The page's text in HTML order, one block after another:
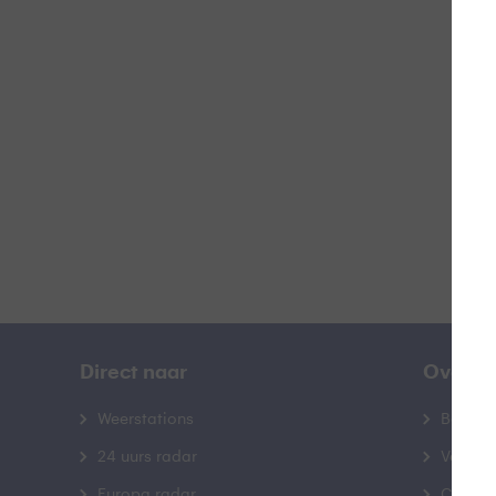
Direct naar
Weerstations
24 uurs radar
Over